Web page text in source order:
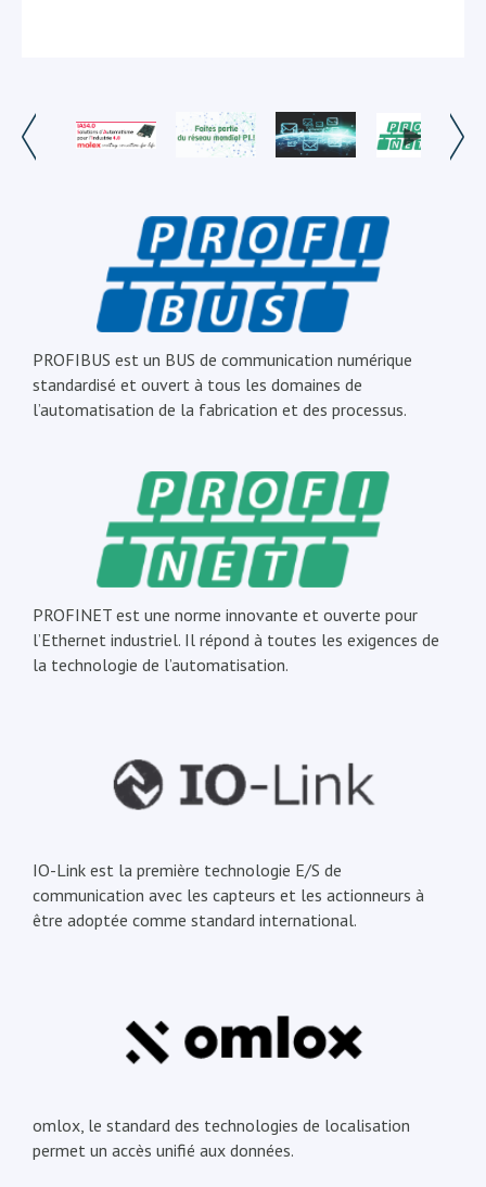
PROFIBUS est un BUS de communication numérique
standardisé et ouvert à tous les domaines de
l’automatisation de la fabrication et des processus.
PROFINET est une norme innovante et ouverte pour
l’Ethernet industriel. Il répond à toutes les exigences de
la technologie de l’automatisation.
IO-Link est la première technologie E/S de
communication avec les capteurs et les actionneurs à
être adoptée comme standard international.
omlox, le standard des technologies de localisation
permet un accès unifié aux données.